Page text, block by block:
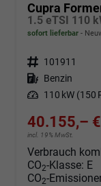
Cupra
sofort lieferbar
Fahrzeugnr. 101911
Kraftstoff Benzin
Leistung 110 kW (150
40.155,– €
incl. 19% MwSt.
Verbrauch
CO2-Klasse: E
CO2-